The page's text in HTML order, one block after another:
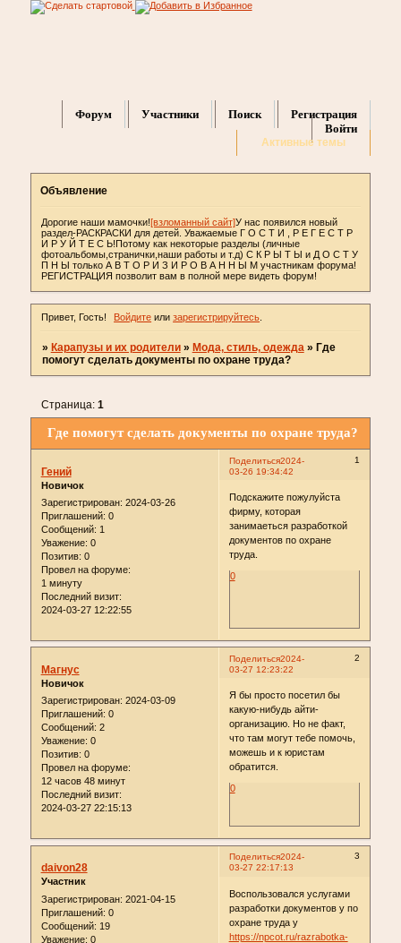
Форум Участники Поиск
Регистрация
Войти
Активные темы
Объявление
Дорогие наши мамочки![взломанный сайт]У нас появился новый
раздел-РАСКРАСКИ для детей. Уважаемые Г О С Т И , Р Е Г Е С Т Р
И Р У Й Т Е С Ь!Потому как некоторые разделы (личные
фотоальбомы,странички,наши работы и т.д) С К Р Ы Т Ы и Д О С Т У
П Н Ы только А В Т О Р И З И Р О В А Н Н Ы М участникам форума!
РЕГИСТРАЦИЯ позволит вам в полной мере видеть форум!
Привет, Гость! Войдите илизарегистрируйтесь
» Карапузы и их родители » Мода, стиль, одежда » Где
помогут сделать документы по охране труда?
Где помогут сделать документы по охране труда?
Страница: 1
Поделиться 1
2024-
03-26 19:34:42
Гений
Новичок
Зарегистрирован: 2024-03-26
Приглашений: 0
Сообщений: 1
Уважение: 0
Позитив: 0
Провел на форуме:
1 минуту
Последний визит:
2024-03-27 12:22:55
Подскажите пожулуйста
фирму, которая
занимаеться разработкой
документов по охране
труда.
0
Поделиться 2
2024-
03-27 12:23:22
Магнус
Новичок
Зарегистрирован: 2024-03-09
Приглашений: 0
Сообщений: 2
Уважение: 0
Позитив: 0
Провел на форуме:
12 часов 48 минут
Последний визит:
2024-03-27 22:15:13
Я бы просто посетил бы
какую-нибудь айти-
организацию. Но не факт,
что там могут тебе помочь,
можешь и к юристам
обратится.
0
Поделиться 3
2024-
03-27 22:17:13
daivon28
Участник
Зарегистрирован: 2021-04-15
Приглашений: 0
Сообщений: 19
Уважение: 0
Воспользовался услугами
разработки документов у по
охране труда у
https://npcot.ru/razrabotka-